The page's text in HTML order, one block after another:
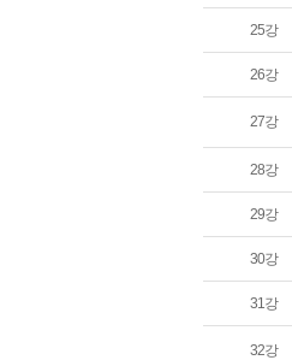
25강
26강
27강
28강
29강
30강
31강
32강